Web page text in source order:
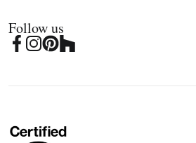
Follow us